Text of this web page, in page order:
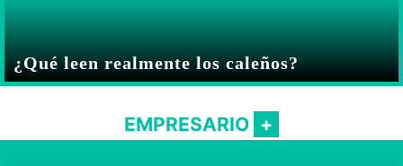
¿Qué leen realmente los caleños?
EMPRESARIO